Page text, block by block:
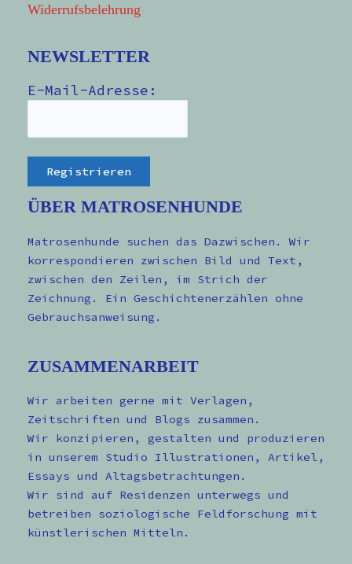
Widerrufsbelehrung
NEWSLETTER
E-Mail-Adresse:
ÜBER MATROSENHUNDE
Matrosenhunde suchen das Dazwischen. Wir
korrespondieren zwischen Bild und Text,
zwischen den Zeilen, im Strich der
Zeichnung. Ein Geschichtenerzählen ohne
Gebrauchsanweisung.
ZUSAMMENARBEIT
Wir arbeiten gerne mit Verlagen,
Zeitschriften und Blogs zusammen.
Wir konzipieren, gestalten und produzieren
in unserem Studio Illustrationen, Artikel,
Essays und Altagsbetrachtungen.
Wir sind auf Residenzen unterwegs und
betreiben soziologische Feldforschung mit
künstlerischen Mitteln.